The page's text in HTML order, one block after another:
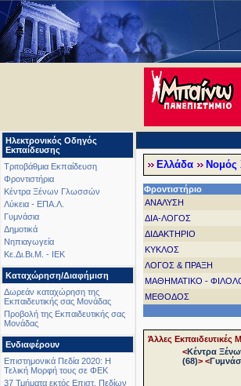
Ηλεκτρονικός Οδηγός
Εκπαίδευσης
Τριτοβάθμια Εκπαίδευση
Φροντιστήρια
Κέντρα Ξένων Γλωσσών
Λύκεια - ΕΠΑ.Λ.
Γυμνάσια
Δημοτικά
Νηπιαγωγεία
Κε.Δι.Βι.Μ. - ΙΕΚ
Καταχώρηση/Διαφήμιση
Δωρεάν καταχώρηση της
Εκπαιδευτικής σας Μονάδας
Προβολή της Εκπαιδευτικής σας
Μονάδας
Ενδιαφέρουν
Επιστημονικά Πεδία 2020: Η
Τελική Μορφή τους σε ΦΕΚ
37 Τμήματα εκτός Επιστ. Πεδίων
Ελλάδα Νομός
Φροντιστήριο
ΑΝΑΛΥΣΗ
ΔΙΑ-ΛΟΓΟΣ
ΔΙΔΑΚΤΗΡΙΟ
ΚΥΚΛΟΣ
ΛΟΓΟΣ & ΠΡΑΞΗ
ΜΑΘΗΜΑΤΙΚΟ -
ΜΕΘΟΔΟΣ
Άλλες Εκπαιδευτικές
<Κέντρα
(68)> <